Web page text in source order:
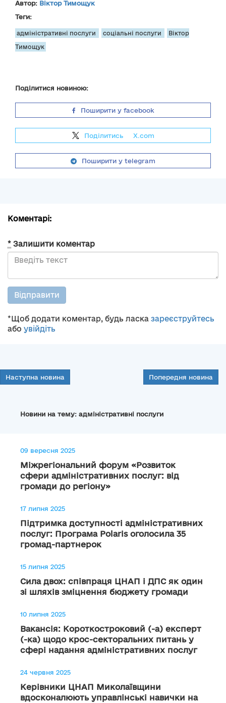
Автор: Віктор Тимощук
Теги:
адміністративні послуги соціальні послуги Віктор
Тимощук
Поділитися новиною:
Поширити у facebook
Поділитись X.com
Поширити у telegram
Коментарі:
* Залишити коментар
Відправити
*Щоб додати коментар, будь ласка зареєструйтесь
або увійдіть
Наступна новина Попередня новина
Новини на тему: адміністративні послуги
09 вересня 2025
Міжрегіональний форум «Розвиток
сфери адміністративних послуг: від
громади до регіону»
17 липня 2025
Підтримка доступності адміністративних
послуг: Програма Polaris оголосила 35
громад-партнерок
15 липня 2025
Сила двох: співпраця ЦНАП і ДПС як один
зі шляхів зміцнення бюджету громади
10 липня 2025
Вакансія: Короткостроковий (-а) експерт
(-ка) щодо крос-секторальних питань у
сфері надання адміністративних послуг
24 червня 2025
Керівники ЦНАП Миколаївщини
вдосконалюють управлінські навички на